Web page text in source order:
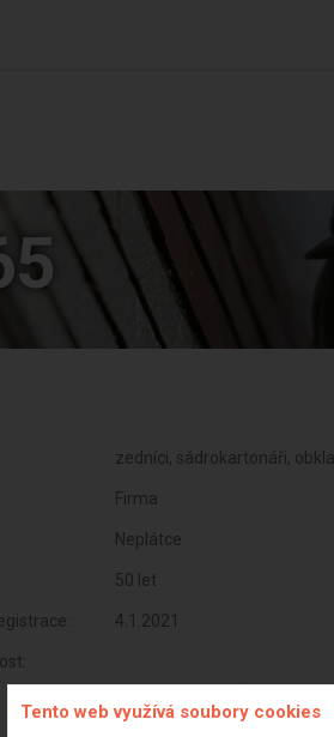
zedníci, sádrokartonáři,
Firma
Neplátce
50 let
4.1.2021
Tento web využívá soubory cookies